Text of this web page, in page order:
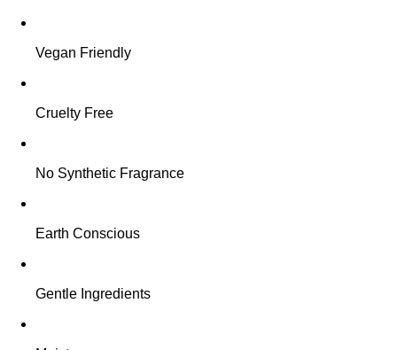
Vegan Friendly
Cruelty Free
No Synthetic Fragrance
Earth Conscious
Gentle Ingredients